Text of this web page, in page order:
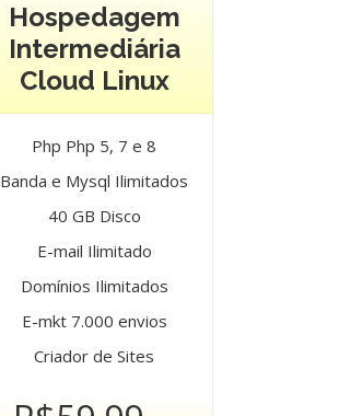
Hospedagem
Intermediária
Cloud Linux
Php Php 5, 7 e 8
Banda e Mysql Ilimitados
40 GB Disco
E-mail Ilimitado
Domínios Ilimitados
E-mkt 7.000 envios
Criador de Sites